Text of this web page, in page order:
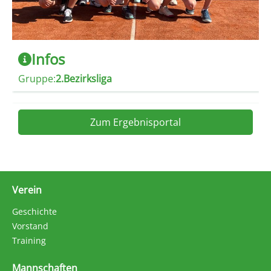
Infos
Gruppe:2.Bezirksliga
Zum Ergebnisportal
Beitragsnavigation
Verein
Geschichte
Vorstand
Training
Mannschaften